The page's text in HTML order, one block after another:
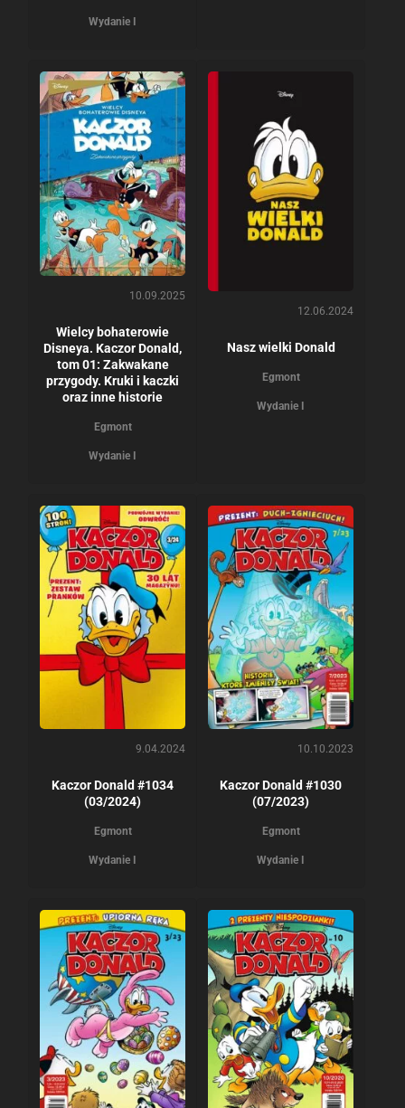
Wydanie I
10.09.2025
Wielcy bohaterowie
Disneya. Kaczor Donald,
tom 01: Zakwakane
przygody. Kruki i kaczki
oraz inne historie
Egmont
Wydanie I
12.06.2024
Nasz wielki Donald
Egmont
Wydanie I
9.04.2024
Kaczor Donald #1034
(03/2024)
Egmont
Wydanie I
10.10.2023
Kaczor Donald #1030
(07/2023)
Egmont
Wydanie I